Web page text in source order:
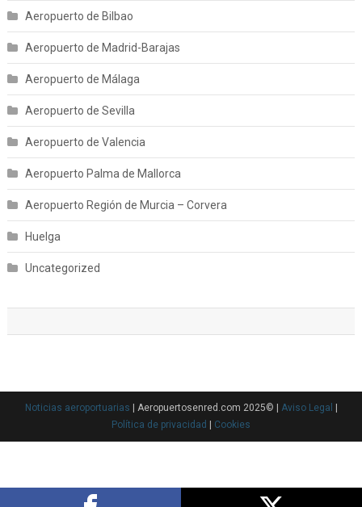
Aeropuerto de Bilbao
Aeropuerto de Madrid-Barajas
Aeropuerto de Málaga
Aeropuerto de Sevilla
Aeropuerto de Valencia
Aeropuerto Palma de Mallorca
Aeropuerto Región de Murcia – Corvera
Huelga
Uncategorized
Noticias aeroportuarias | Aeropuertosenred.com 2025© | Aviso Legal
Política de privacidad
Cookies